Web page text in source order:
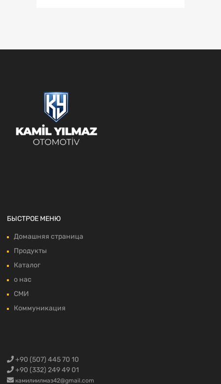
БЫСТРОЕ МЕНЮ
Домашняя страница
Продукты
Каталог
о нас
СМИ
Коммуникация
+90 (507) 445 70 10
+90 (332) 249 49 01
камилиилмаз42@gmail.com